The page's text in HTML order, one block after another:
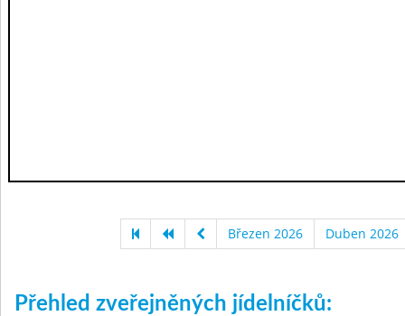
Březen 2026 Duben 2026
Přehled zveřejněných jídelníčků: